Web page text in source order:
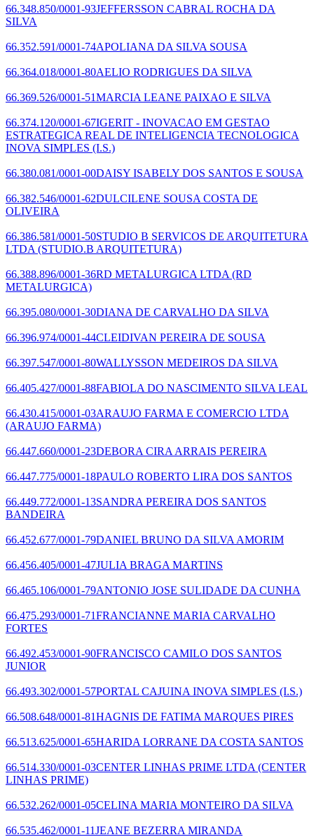
66.348.850/0001-93JEFFERSSON CABRAL ROCHA DA
SILVA
66.352.591/0001-74APOLIANA DA SILVA SOUSA
66.364.018/0001-80AELIO RODRIGUES DA SILVA
66.369.526/0001-51MARCIA LEANE PAIXAO E SILVA
66.374.120/0001-67IGERIT - INOVACAO EM GESTAO
ESTRATEGICA REAL DE INTELIGENCIA TECNOLOGICA
INOVA SIMPLES (I.S.)
66.380.081/0001-00DAISY ISABELY DOS SANTOS E SOUSA
66.382.546/0001-62DULCILENE SOUSA COSTA DE
OLIVEIRA
66.386.581/0001-50STUDIO B SERVICOS DE ARQUITETURA
LTDA (STUDIO.B ARQUITETURA)
66.388.896/0001-36RD METALURGICA LTDA (RD
METALURGICA)
66.395.080/0001-30DIANA DE CARVALHO DA SILVA
66.396.974/0001-44CLEIDIVAN PEREIRA DE SOUSA
66.397.547/0001-80WALLYSSON MEDEIROS DA SILVA
66.405.427/0001-88FABIOLA DO NASCIMENTO SILVA LEAL
66.430.415/0001-03ARAUJO FARMA E COMERCIO LTDA
(ARAUJO FARMA)
66.447.660/0001-23DEBORA CIRA ARRAIS PEREIRA
66.447.775/0001-18PAULO ROBERTO LIRA DOS SANTOS
66.449.772/0001-13SANDRA PEREIRA DOS SANTOS
BANDEIRA
66.452.677/0001-79DANIEL BRUNO DA SILVA AMORIM
66.456.405/0001-47JULIA BRAGA MARTINS
66.465.106/0001-79ANTONIO JOSE SULIDADE DA CUNHA
66.475.293/0001-71FRANCIANNE MARIA CARVALHO
FORTES
66.492.453/0001-90FRANCISCO CAMILO DOS SANTOS
JUNIOR
66.493.302/0001-57PORTAL CAJUINA INOVA SIMPLES (I.S.)
66.508.648/0001-81HAGNIS DE FATIMA MARQUES PIRES
66.513.625/0001-65HARIDA LORRANE DA COSTA SANTOS
66.514.330/0001-03CENTER LINHAS PRIME LTDA (CENTER
LINHAS PRIME)
66.532.262/0001-05CELINA MARIA MONTEIRO DA SILVA
66.535.462/0001-11JEANE BEZERRA MIRANDA